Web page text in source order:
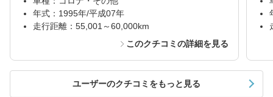
年式：1995年/平成07年
走行距離：55,001～60,000km
このクチコミの詳細を見る
ユーザーのクチコミをもっと見る